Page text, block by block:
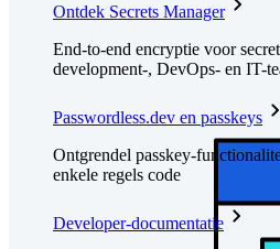
Ontdek Secrets Manager
End-to-end encryptie voor
development-, DevOps- en IT-
Passwordless.dev en passkeys
Ontgrendel passkey-
enkele regels code
Developer-documentatie